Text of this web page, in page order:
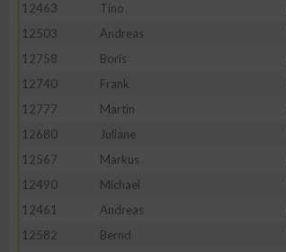
12463
Tino
12503
Andreas
12758
Boris
12740
Frank
12777
Martin
12680
Juliane
12567
Markus
12490
Michael
12461
Andreas
12582
Bernd
Analyse von Zielgruppen durch
Entwicklung und Verbesserung der
IAB-Besonderheiten: